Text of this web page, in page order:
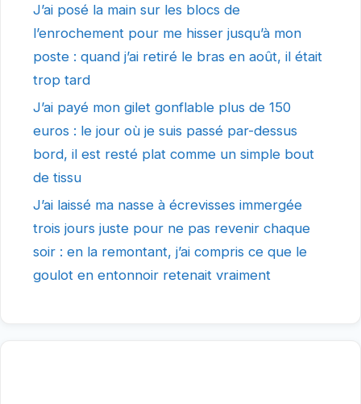
J’ai posé la main sur les blocs de
l’enrochement pour me hisser jusqu’à mon
poste : quand j’ai retiré le bras en août, il était
trop tard
J’ai payé mon gilet gonflable plus de 150
euros : le jour où je suis passé par-dessus
bord, il est resté plat comme un simple bout
de tissu
J’ai laissé ma nasse à écrevisses immergée
trois jours juste pour ne pas revenir chaque
soir : en la remontant, j’ai compris ce que le
goulot en entonnoir retenait vraiment